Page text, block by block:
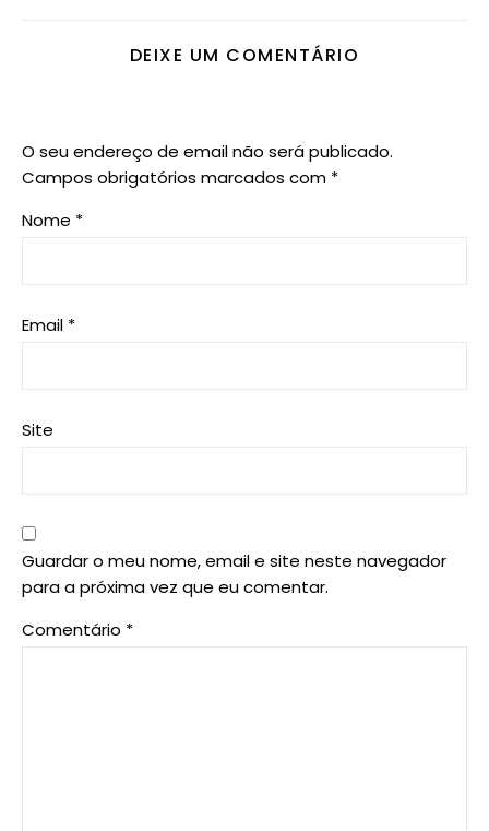
DEIXE UM COMENTÁRIO
O seu endereço de email não será publicado.
Campos obrigatórios marcados com *
Nome *
Email *
Site
Guardar o meu nome, email e site neste navegador
para a próxima vez que eu comentar.
Comentário *